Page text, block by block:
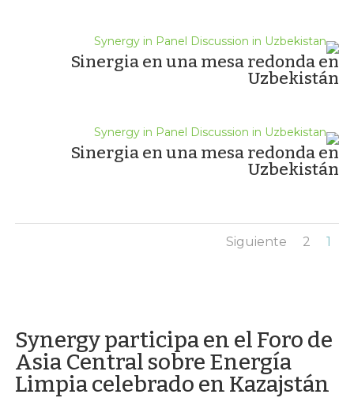
Sinergia en una mesa redonda en
Uzbekistán
Sinergia en una mesa redonda en
Uzbekistán
1
2
Siguiente
Synergy participa en el Foro de
Asia Central sobre Energía
Limpia celebrado en Kazajstán